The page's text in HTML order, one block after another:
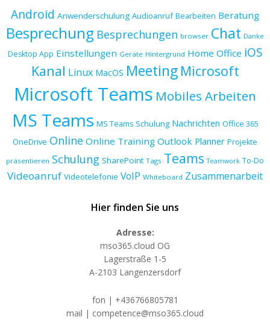
Android Anwenderschulung Audioanruf Bearbeiten Beratung
Besprechung Besprechungen browser Chat Danke
Desktop App Einstellungen Geräte Hintergrund Home Office iOS
Kanal Linux MacOS Meeting Microsoft
Microsoft Teams Mobiles Arbeiten
MS Teams MS Teams Schulung Nachrichten Office 365
OneDrive Online Online Training Outlook Planner Projekte
präsentieren Schulung SharePoint Tags Teams Teamwork To-Do
Videoanruf Videotelefonie VoIP Whiteboard Zusammenarbeit
Hier finden Sie uns
Adresse:
mso365.cloud OG
Lagerstraße 1-5
A-2103 Langenzersdorf
fon | +436766805781
mail | competence@mso365.cloud